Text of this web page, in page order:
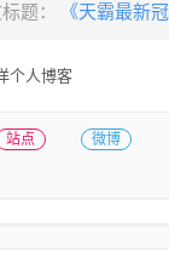
题： 《天霸最新
个人博客
站点 微博